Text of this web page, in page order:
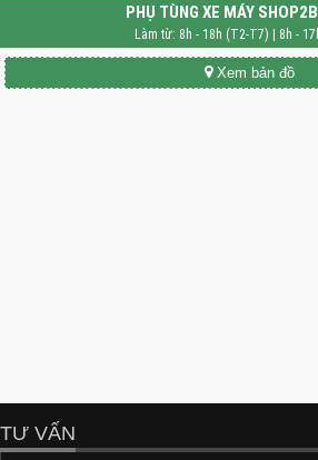
PHỤ TÙNG XE MÁY
Làm từ: 8h - 18h (T2-T7) | 8h -
Xem bản đồ
TƯ VẤN